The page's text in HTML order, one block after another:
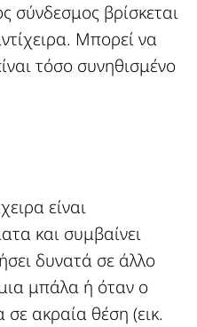
σύνδεσμος βρίσκεται
Μπορεί να
τόσο συνηθισμένο
είναι
και συμβαίνει
δυνατά σε άλλο
μπάλα ή όταν ο
σε ακραία θέση (εικ.